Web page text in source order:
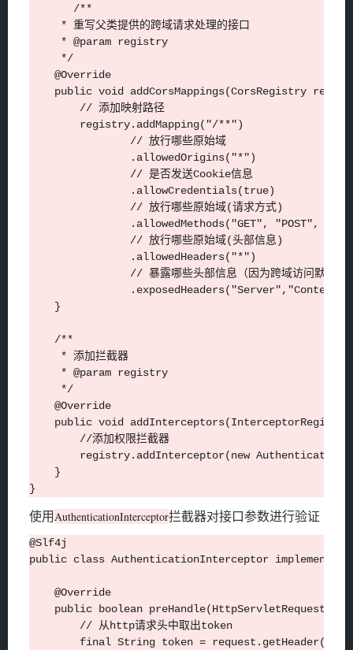
       /**
     * 重写父类提供的跨域请求处理的接口
     * @param registry
     */
    @Override
public void addCorsMappings(CorsRegistry
        // 添加映射路径
        registry.addMapping("/**")
                // 放行哪些原始域
                .allowedOrigins("*")
                // 是否发送Cookie信息
                .allowCredentials(true)
                // 放行哪些原始域(请求方式)
.allowedMethods("GET", "POST",
                // 放行哪些原始域(头部信息)
                .allowedHeaders("*")
// 暴露哪些头部信息（因为跨域访问默认不
    }
    /**
     * 添加拦截器
     * @param registry
     */
    @Override
public void
        //添加权限拦截器
registry.addInterceptor(new
    }
使用AuthenticationInterceptor拦截器对接口参数进行验证
@Slf4j
public class AuthenticationInterceptor implements
    @Override
public boolean preHandle(HttpServletRequest
        // 从http请求头中取出token
final String token =